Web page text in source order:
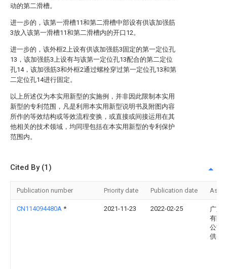
动的第二滑槽。
进一步的，该第一滑槽11和第二滑槽中部设有供该加强筋
3放入该第一滑槽11和第二滑槽内的开口12。
进一步的，该外框2上设有供该加强筋3固定的第一定位孔
13，该加强筋3上设有与该第一定位孔13配合的第二定位
孔14，该加强筋3和外框2通过螺栓穿过第一定位孔13和第
二定位孔14进行固定。
以上所述仅为本实用新型的实施例，并非因此限制本实用
新型的专利范围，凡是利用本实用新型说明书及附图内容
所作的等效结构或等效流程变换，或直接或间接运用在其
他相关的技术领域，均同理包括在本实用新型的专利保护
范围内。
Cited By (1)
Publication number Priority date Publication date
CN114094480A * 2021-11-23 2022-02-25
广东
有限
公司
供电